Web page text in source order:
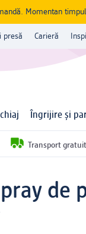
Momentan
presă Carieră
Îngrijire și
Transport
de